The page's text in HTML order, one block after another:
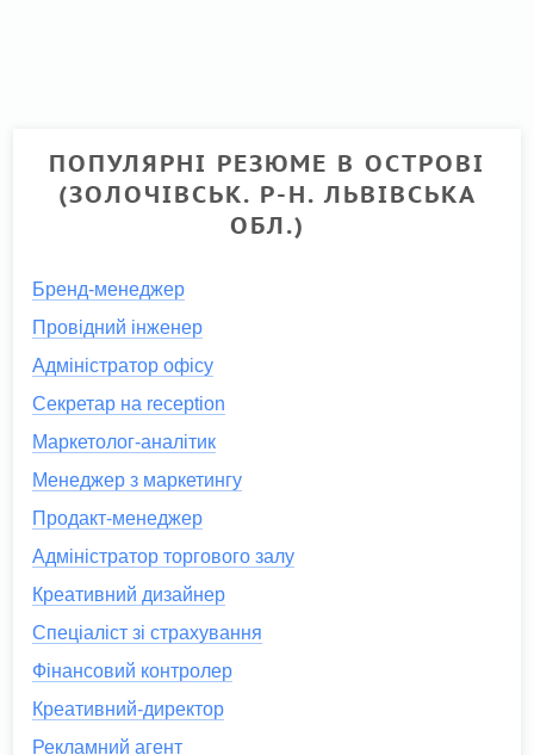
ПОПУЛЯРНІ РЕЗЮМЕ В ОСТРОВІ
(ЗОЛОЧІВСЬК. Р-Н. ЛЬВІВСЬКА
ОБЛ.)
Бренд-менеджер
Провідний інженер
Адміністратор офісу
Секретар на reception
Маркетолог-аналітик
Менеджер з маркетингу
Продакт-менеджер
Адміністратор торгового залу
Креативний дизайнер
Спеціаліст зі страхування
Фінансовий контролер
Креативний-директор
Рекламний агент